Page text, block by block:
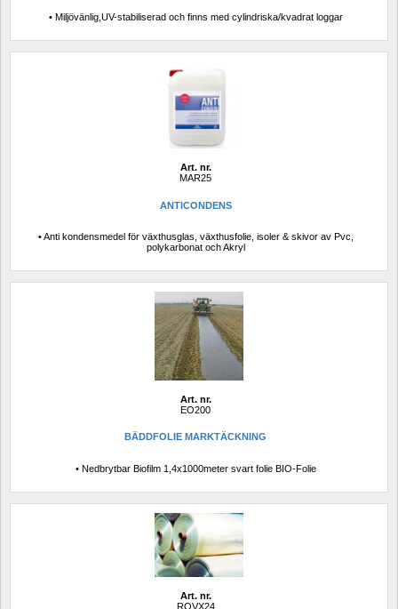
• Miljövänlig,UV-stabiliserad och finns med cylindriska/kvadrat loggar
Art. nr.
MAR25
ANTICONDENS
• Anti kondensmedel för växthusglas, växthusfolie, isoler & skivor av Pvc,
polykarbonat och Akryl
Art. nr.
EO200
BÄDDFOLIE MARKTÄCKNING
• Nedbrytbar Biofilm 1,4x1000meter svart folie BIO-Folie
Art. nr.
ROVX24